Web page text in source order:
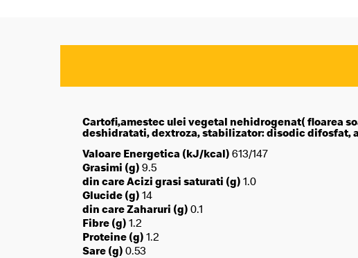
Cartofi,amestec ulei vegetal nehidrogenat( floarea
deshidratati, dextroza, stabilizator: disodic difosfat,
Valoare Energetica (kJ/kcal) 613/147
Grasimi (g) 9.5
din care Acizi grasi saturati (g) 1.0
Glucide (g) 14
din care Zaharuri (g) 0.1
Fibre (g) 1.2
Proteine (g) 1.2
Sare (g) 0.53